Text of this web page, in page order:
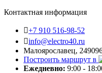
Контактная информация
+7 910 516-98-52
info@electro40.ru
Малоярославец,
Построить маршрут в
Ежедневно: 9:00 -